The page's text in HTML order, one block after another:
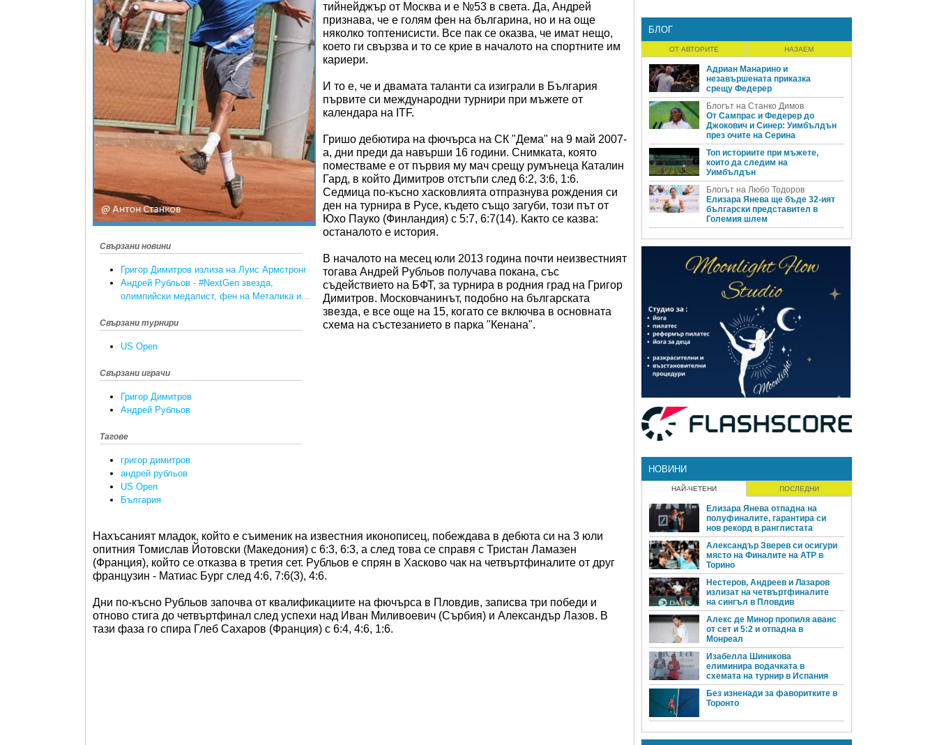
Свързани новини
Григор Димитров излиза на Луис Армстронг
Андрей Рубльов - #NextGen звезда,
олимпийски медалист, фен на Металика и...
Свързани турнири
US Open
Свързани играчи
Григор Димитров
Андрей Рубльов
Тагове
григор димитров
андрей рубльов
US Open
България
тийнейджър от Москва и е №53 в света. Да, Андрей
признава, че е голям фен на българина, но и на още
няколко топтенисисти. Все пак се оказва, че имат нещо,
което ги свързва и то се крие в началото на спортните им
кариери.
И то е, че и двамата таланти са изиграли в България
първите си международни турнири при мъжете от
календара на ITF.
Гришо дебютира на фючърса на СК "Дема" на 9 май 2007-
а, дни преди да навърши 16 години. Снимката, която
поместваме е от първия му мач срещу румънеца Каталин
Гард, в който Димитров отстъпи след 6:2, 3:6, 1:6.
Седмица по-късно хасковлията отпразнува рождения си
ден на турнира в Русе, където също загуби, този път от
Юхо Пауко (Финландия) с 5:7, 6:7(14). Както се казва:
останалото е история.
В началото на месец юли 2013 година почти неизвестният
тогава Андрей Рубльов получава покана, със
съдействието на БФТ, за турнира в родния град на Григор
Димитров. Московчанинът, подобно на българската
звезда, е все още на 15, когато се включва в основната
схема на състезанието в парка "Кенана".
Нахъсаният младок, който е съименик на известния иконописец, побеждава в дебюта си на 3 юли
опитния Томислав Йотовски (Македония) с 6:3, 6:3, а след това се справя с Тристан Ламазен
(Франция), който се отказва в третия сет. Рубльов е спрян в Хасково чак на четвъртфиналите от друг
французин - Матиас Бург след 4:6, 7:6(3), 4:6.
Дни по-късно Рубльов започва от квалификациите на фючърса в Пловдив, записва три победи и
отново стига до четвъртфинал след успехи над Иван Миливоевич (Сърбия) и Александър Лазов. В
тази фаза го спира Глеб Сахаров (Франция) с 6:4, 4:6, 1:6.
БЛОГ
ОТ АВТОРИТЕ НАЗАЕМ
Адриан Манарино и
незавършената приказка
срещу Федерер
Блогът на Станко Димов
От Сампрас и Федерер до
Джокович и Синер: Уимбълдън
през очите на Серина
Топ историите при мъжете,
които да следим на
Уимбълдън
Блогът на Любо Тодоров
Елизара Янева ще бъде 32-ият
български представител в
Големия шлем
НОВИНИ
НАЙ-ЧЕТЕНИ ПОСЛЕДНИ
Елизара Янева отпадна на
полуфиналите, гарантира си
нов рекорд в ранглистата
Александър Зверев си осигури
място на Финалите на ATP в
Торино
Нестеров, Андреев и Лазаров
излизат на четвъртфиналите
на сингъл в Пловдив
Алекс де Минор пропиля аванс
от сет и 5:2 и отпадна в
Монреал
Изабелла Шиникова
елиминира водачката в
схемата на турнир в Испания
Без изненади за фаворитките в
Торонто